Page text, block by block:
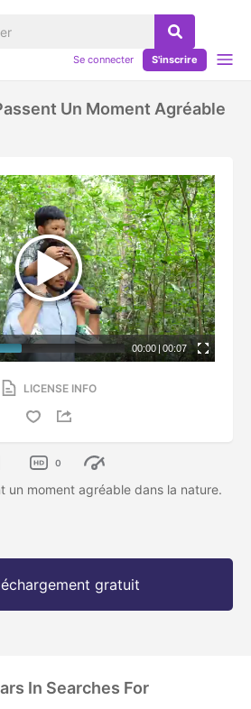
Se connecter S'inscrire
Un Moment Agréable
00:00 | 00:07
LICENSE INFO
0
un moment agréable dans la nature.
gratuit
In Searches For